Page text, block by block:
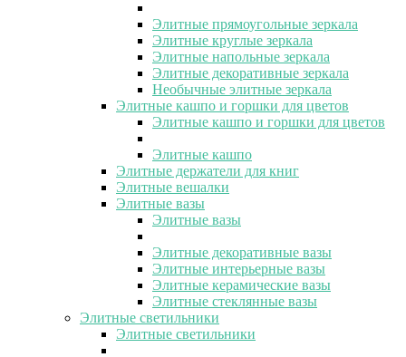
Элитные прямоугольные зеркала
Элитные круглые зеркала
Элитные напольные зеркала
Элитные декоративные зеркала
Необычные элитные зеркала
Элитные кашпо и горшки для цветов
Элитные кашпо и горшки для цветов
Элитные кашпо
Элитные держатели для книг
Элитные вешалки
Элитные вазы
Элитные вазы
Элитные декоративные вазы
Элитные интерьерные вазы
Элитные керамические вазы
Элитные стеклянные вазы
Элитные светильники
Элитные светильники